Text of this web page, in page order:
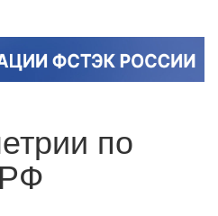
по